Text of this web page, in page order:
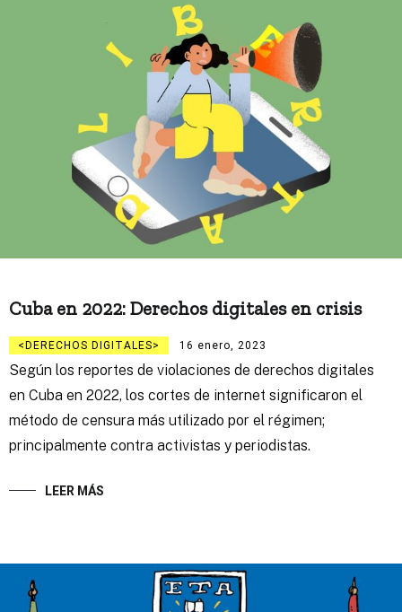
Cuba en 2022: Derechos digitales en crisis
DERECHOS DIGITALES 16 enero, 2023
Según los reportes de violaciones de derechos digitales
en Cuba en 2022, los cortes de internet significaron el
método de censura más utilizado por el régimen;
principalmente contra activistas y periodistas.
LEER MÁS